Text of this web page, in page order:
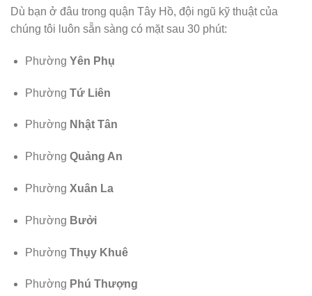
Dù bạn ở đâu trong quận Tây Hồ, đội ngũ kỹ thuật của
chúng tôi luôn sẵn sàng có mặt sau 30 phút:
Phường Yên Phụ
Phường Tứ Liên
Phường Nhật Tân
Phường Quảng An
Phường Xuân La
Phường Bưởi
Phường Thụy Khuê
Phường Phú Thượng